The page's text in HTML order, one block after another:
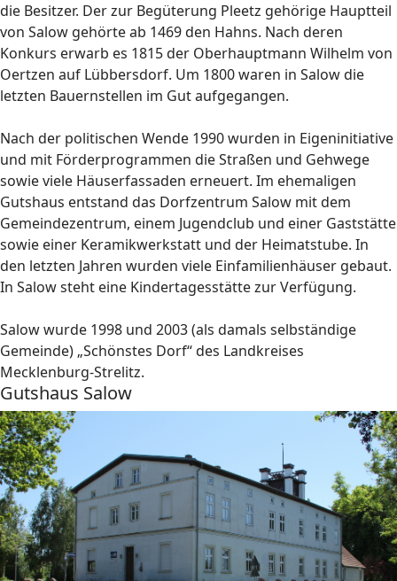
die Besitzer. Der zur Begüterung Pleetz gehörige Hauptteil
von Salow gehörte ab 1469 den Hahns. Nach deren
Konkurs erwarb es 1815 der Oberhauptmann Wilhelm von
Oertzen auf Lübbersdorf. Um 1800 waren in Salow die
letzten Bauernstellen im Gut aufgegangen.
Nach der politischen Wende 1990 wurden in Eigeninitiative
und mit Förderprogrammen die Straßen und Gehwege
sowie viele Häuserfassaden erneuert. Im ehemaligen
Gutshaus entstand das Dorfzentrum Salow mit dem
Gemeindezentrum, einem Jugendclub und einer Gaststätte
sowie einer Keramikwerkstatt und der Heimatstube. In
den letzten Jahren wurden viele Einfamilienhäuser gebaut.
In Salow steht eine Kindertagesstätte zur Verfügung.
Salow wurde 1998 und 2003 (als damals selbständige
Gemeinde) „Schönstes Dorf“ des Landkreises
Mecklenburg-Strelitz.
Gutshaus Salow